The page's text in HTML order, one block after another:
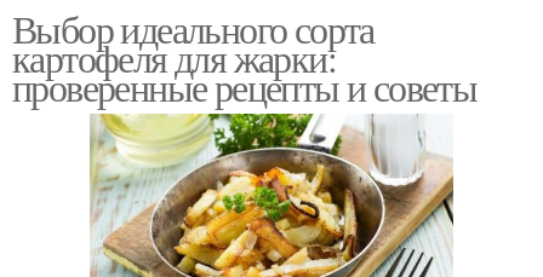
Выбор идеального сорта
картофеля для жарки:
проверенные рецепты и советы